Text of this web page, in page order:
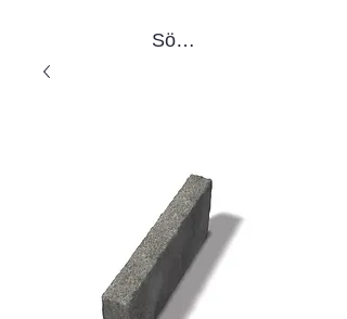
Sök produkter